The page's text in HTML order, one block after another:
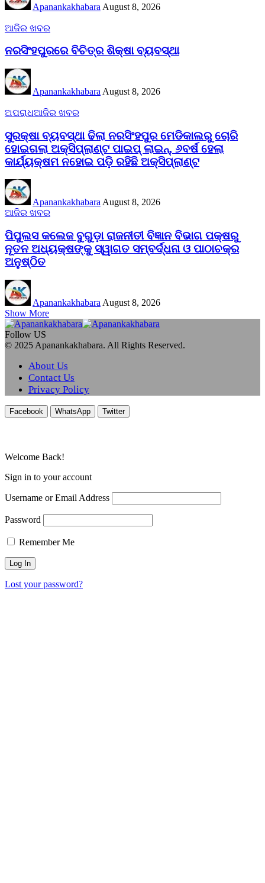
Apanankakhabara August 8, 2026
ଆଜିର ଖବର
ନରସିଂହପୁରରେ ବିଚିତ୍ର ଶିକ୍ଷା ବ୍ୟବସ୍ଥା
Apanankakhabara August 8, 2026
ଅପରାଧଆଜିର ଖବର
ସୁରକ୍ଷା ବ୍ୟବସ୍ଥା ଢିଲା ନରସିଂହପୁର ମେଡିକାଲରୁ ଚୋରି
ହୋଇଗଲା ଅକ୍ସିପ୍ଲାଣ୍ଟ ପାଇପ୍ ଲାଇନ୍, ୬ବର୍ଷ ହେଲା
କାର୍ଯ୍ୟକ୍ଷମ ନହୋଇ ପଡ଼ି ରହିଛି ଅକ୍ସିପ୍ଲାଣ୍ଟ
ApanankakhabaraAugust 8, 2026
ଆଜିର ଖବର
ପିପୁଲସ କଲେଜ ବୁଗୁଡ଼ା ରାଜନୀତୀ ବିଜ୍ଞାନ ବିଭାଗ ପକ୍ଷରୁ
ନୂତନ ଅଧ୍ୟକ୍ଷଙ୍କୁ ସ୍ୱାଗତ ସମ୍ବର୍ଦ୍ଧନା ଓ ପାଠାଚକ୍ର
ଅନୁଷ୍ଠିତ
Apanankakhabara August 8, 2026
Show More
Follow US
© 2025 Apanankakhabara. All Rights Reserved.
About Us
Contact Us
Privacy Policy
Facebook WhatsApp Twitter
Welcome Back!
Sign in to your account
Username or Email Address
Password
Remember Me
Lost your password?